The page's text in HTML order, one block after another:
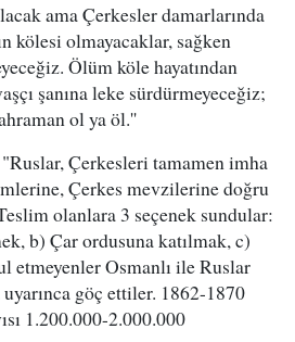
ama Çerkesler damarlarında
kölesi olmayacaklar, sağken
Ölüm köle hayatından
şanına leke sürdürmeyeceğiz;
ol ya öl.''
"Ruslar, Çerkesleri tamamen imha
Çerkes mevzilerine doğru
olanlara 3 seçenek sundular:
b) Çar ordusuna katılmak, c)
etmeyenler Osmanlı ile Ruslar
göç ettiler. 1862-1870
1.200.000-2.000.000